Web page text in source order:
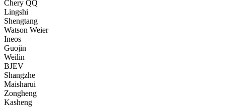
Chery QQ
Lingshi
Shengtang
Watson Weier
Ineos
Guojin
Weilin
BJEV
Shangzhe
Maisharui
Zongheng
Kasheng